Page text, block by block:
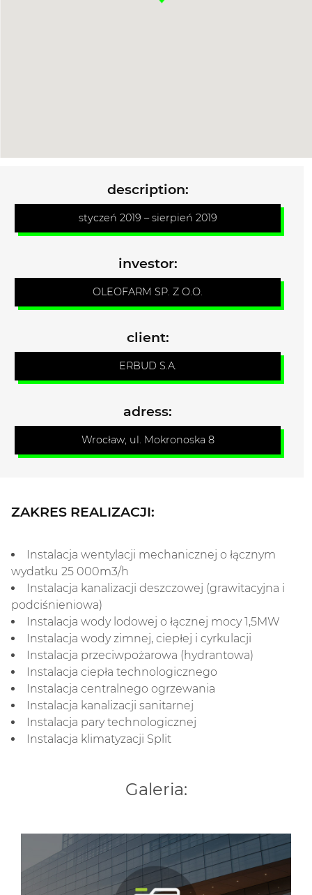
description:
styczeń 2019 – sierpień 2019
investor:
OLEOFARM SP. Z O.O.
client:
ERBUD S.A.
adress:
Wrocław, ul. Mokronoska 8
ZAKRES REALIZACJI:
Instalacja wentylacji mechanicznej o łącznym
wydatku 25 000m3/h
Instalacja kanalizacji deszczowej (grawitacyjna i
podciśnieniowa)
Instalacja wody lodowej o łącznej mocy 1,5MW
Instalacja wody zimnej, ciepłej i cyrkulacji
Instalacja przeciwpożarowa (hydrantowa)
Instalacja ciepła technologicznego
Instalacja centralnego ogrzewania
Instalacja kanalizacji sanitarnej
Instalacja pary technologicznej
Instalacja klimatyzacji Split
Galeria: